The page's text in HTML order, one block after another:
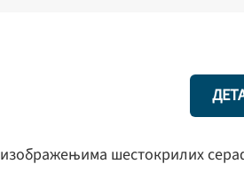
шестокрилих